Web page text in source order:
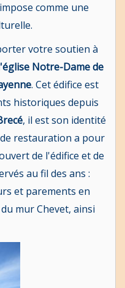
comme une
votre soutien à
Notre-Dame de
. Cet édifice est
historiques depuis
, il est son identité
restauration a pour
de l'édifice et de
au fil des ans :
et parements en
mur Chevet, ainsi